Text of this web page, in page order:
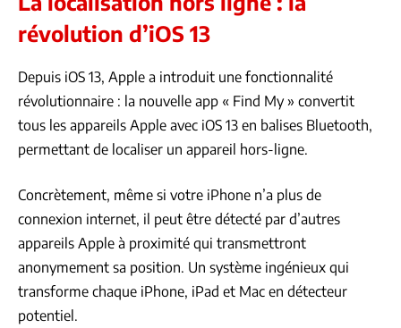
révolution d’iOS 13
Depuis iOS 13, Apple a introduit une fonctionnalité
révolutionnaire : la nouvelle app « Find My » convertit
tous les appareils Apple avec iOS 13 en balises Bluetooth,
permettant de localiser un appareil hors-ligne.
Concrètement, même si votre iPhone n’a plus de
connexion internet, il peut être détecté par d’autres
appareils Apple à proximité qui transmettront
anonymement sa position. Un système ingénieux qui
transforme chaque iPhone, iPad et Mac en détecteur
potentiel.